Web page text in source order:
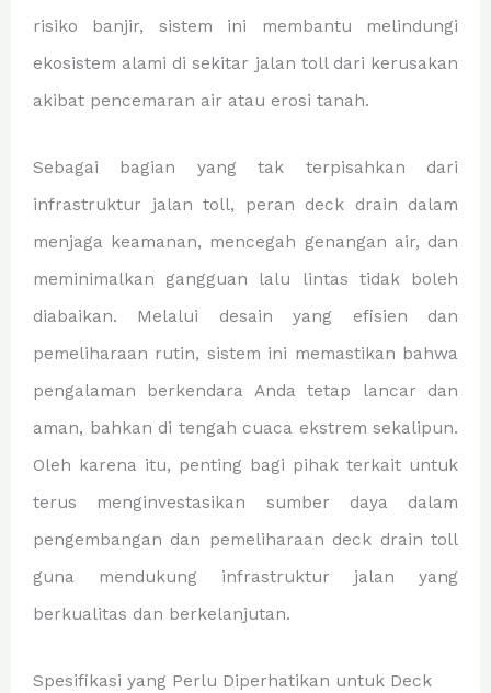
risiko banjir, sistem ini membantu melindungi
ekosistem alami di sekitar jalan toll dari kerusakan
akibat pencemaran air atau erosi tanah.
Sebagai bagian yang tak terpisahkan dari
infrastruktur jalan toll, peran deck drain dalam
menjaga keamanan, mencegah genangan air, dan
meminimalkan gangguan lalu lintas tidak boleh
diabaikan. Melalui desain yang efisien dan
pemeliharaan rutin, sistem ini memastikan bahwa
pengalaman berkendara Anda tetap lancar dan
aman, bahkan di tengah cuaca ekstrem sekalipun.
Oleh karena itu, penting bagi pihak terkait untuk
terus menginvestasikan sumber daya dalam
pengembangan dan pemeliharaan deck drain toll
guna mendukung infrastruktur jalan yang
berkualitas dan berkelanjutan.
Spesifikasi yang Perlu Diperhatikan untuk Deck